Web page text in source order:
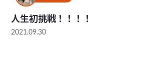
人生初挑戦！！！！
2021.09.30